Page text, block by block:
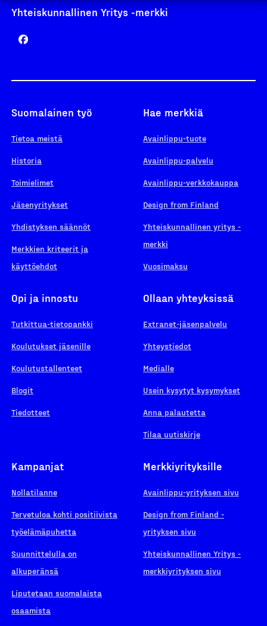
Yhteiskunnallinen Yritys -merkki
Suomalainen työ
Tietoa meistä
Historia
Toimielimet
Jäsenyritykset
Yhdistyksen säännöt
Merkkien kriteerit ja
käyttöehdot
Hae merkkiä
Avainlippu-tuote
Avainlippu-palvelu
Avainlippu-verkkokauppa
Design from Finland
Yhteiskunnallinen yritys -
merkki
Vuosimaksu
Opi ja innostu
Tutkittua-tietopankki
Koulutukset jäsenille
Koulutustallenteet
Blogit
Tiedotteet
Ollaan yhteyksissä
Extranet-jäsenpalvelu
Yhteystiedot
Medialle
Usein kysytyt kysymykset
Anna palautetta
Tilaa uutiskirje
Kampanjat
Nollatilanne
Tervetuloa kohti positiivista
työelämäpuhetta
Suunnittelulla on
alkuperänsä
Liputetaan suomalaista
osaamista
Merkkiyrityksille
Avainlippu-yrityksen sivu
Design from Finland -
yrityksen sivu
Yhteiskunnallinen Yritys -
merkkiyrityksen sivu